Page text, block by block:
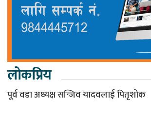
लोकप्रिय
पूर्व वडा अध्यक्ष सन्जिव यादवलाई पितृशोक